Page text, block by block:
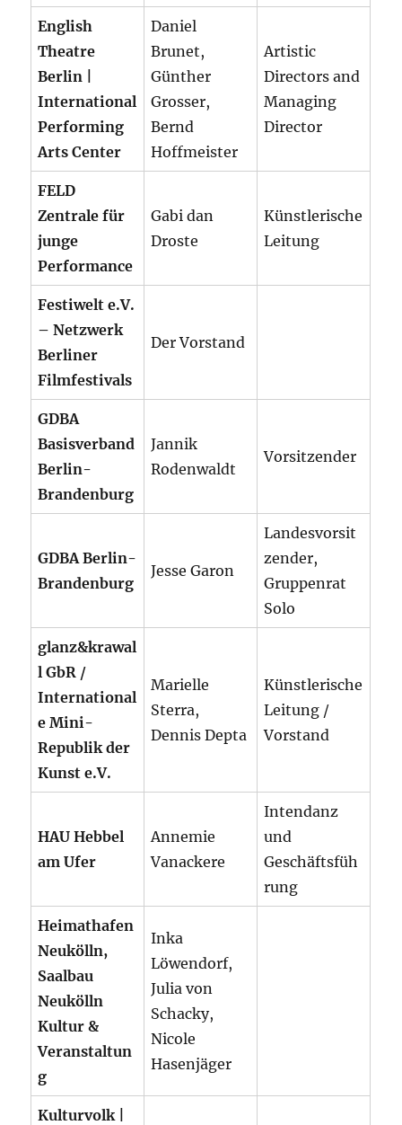
English
Theatre
Berlin |
International
Performing
Arts Center
Daniel
Brunet,
Günther
Grosser,
Bernd
Hoffmeister
Artistic
Directors and
Managing
Director
FELD
Zentrale für
junge
Performance
Gabi dan
Droste
Künstlerische
Leitung
Festiwelt e.V.
– Netzwerk
Berliner
Filmfestivals
Der Vorstand
GDBA
Basisverband
Berlin-
Brandenburg
Jannik
Rodenwaldt
Vorsitzender
GDBA Berlin-
Brandenburg
Jesse Garon
Landesvorsit
zender,
Gruppenrat
Solo
glanz&krawal
l GbR /
International
e Mini-
Republik der
Kunst e.V.
Marielle
Sterra,
Dennis Depta
Künstlerische
Leitung /
Vorstand
HAU Hebbel
am Ufer
Annemie
Vanackere
Intendanz
und
Geschäftsfüh
rung
Heimathafen
Neukölln,
Saalbau
Neukölln
Kultur &
Veranstaltun
g
Inka
Löwendorf,
Julia von
Schacky,
Nicole
Hasenjäger
Kulturvolk |